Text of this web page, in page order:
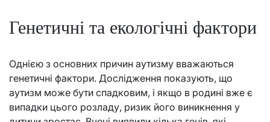
Генетичні та екологічні фактори
Однією з основних причин аутизму вважаються
генетичні фактори. Дослідження показують, що
аутизм може бути спадковим, і якщо в родині вже є
випадки цього розладу, ризик його виникнення у